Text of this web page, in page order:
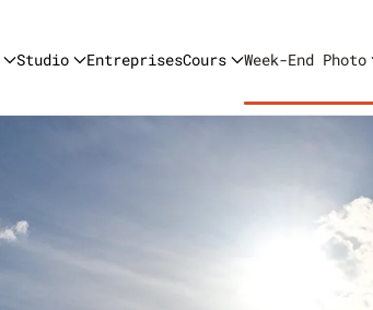
Studio EntreprisesCours Week-End Photo